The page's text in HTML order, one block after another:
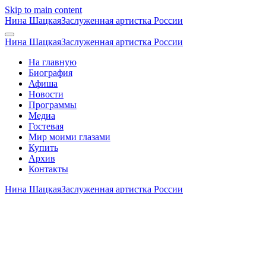
Skip to main content
Нина ШацкаяЗаслуженная артистка России
Нина ШацкаяЗаслуженная артистка России
На главную
Биография
Афиша
Новости
Программы
Медиа
Гостевая
Мир моими глазами
Купить
Архив
Контакты
Нина ШацкаяЗаслуженная артистка России